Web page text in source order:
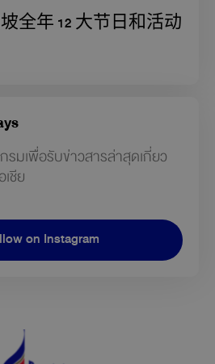
全年 12 大节日和活动
มเพื่อรับข่าวสารล่าสุดเกี่ยว
ชีย
on Instagram